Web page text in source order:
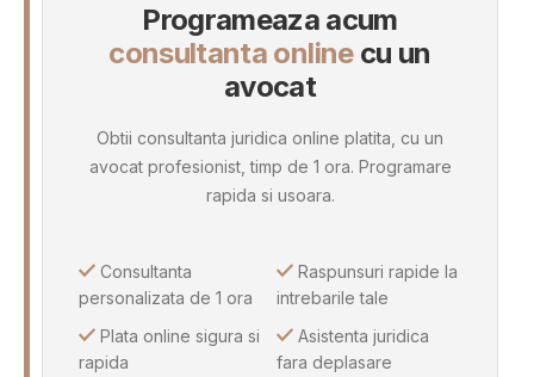
Programeaza acum
consultanta onlinecu un
avocat
Obtii consultanta juridica online platita, cu un
avocat profesionist, timp de 1 ora. Programare
rapida si usoara.
Consultanta
personalizata de 1 ora
Plata online sigura si
rapida
Raspunsuri rapide la
intrebarile tale
Asistenta juridica
fara deplasare